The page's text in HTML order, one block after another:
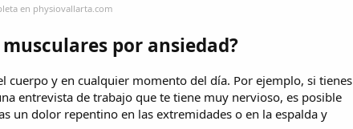
en physiovallarta.com
por ansiedad?
cuerpo y en cualquier momento del día. Por ejemplo, si tienes
entrevista de trabajo que te tiene muy nervioso, es posible
un dolor repentino en las extremidades o en la espalda y